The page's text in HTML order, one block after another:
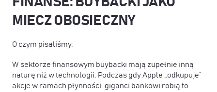
MIECZ OBOSIECZNY
O czym pisaliśmy:
W sektorze finansowym buybacki mają zupełnie inną
naturę niż w technologii. Podczas gdy Apple „odkupuje”
akcje w ramach płynności, giganci bankowi robią to